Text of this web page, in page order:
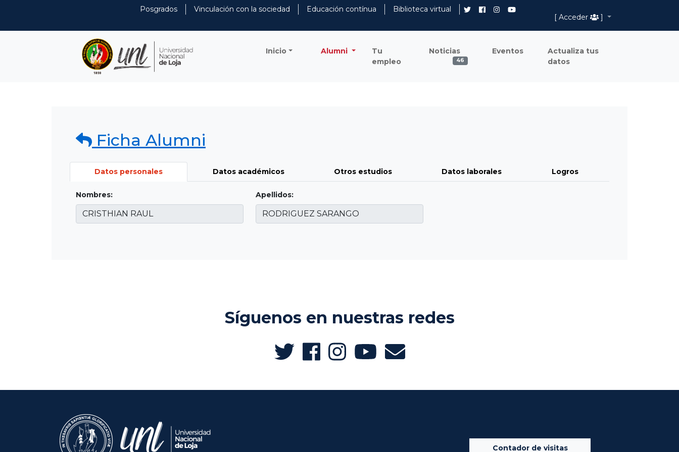
Posgrados Vinculación con la sociedad Educación contínua
Biblioteca virtual
[ Acceder
]
Inicio Alumni
Tu
empleo
Noticias
46
Eventos
Actualiza tus
datos
Ficha Alumni
Datos personales Datos académicos Otros estudios Datos laborales Logros
Nombres: Apellidos:
Síguenos en nuestras redes
Contador de visitas